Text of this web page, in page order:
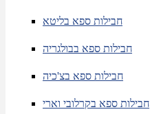
חבילות ספא בליטא
חבילות ספא בבולגריה
חבילות ספא בצ'כיה
חבילות ספא בקרלובי וארי